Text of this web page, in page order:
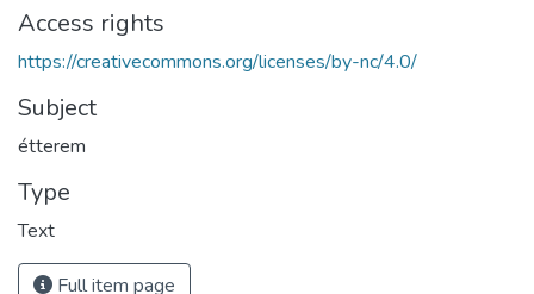
Access rights
https://creativecommons.org/licenses/by-nc/4.0/
Subject
étterem
Type
Text
Full item page